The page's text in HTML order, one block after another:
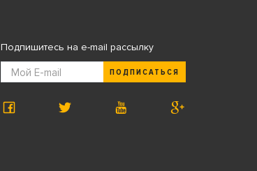
Подпишитесь на e-mail рассылку
ПОДПИСАТЬСЯ